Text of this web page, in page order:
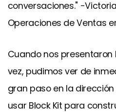
conversaciones." -
Operaciones de Ventas
Cuando nos presentaron
vez, pudimos ver de
gran paso en la
usar Block Kit para